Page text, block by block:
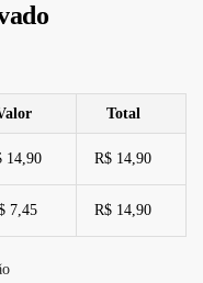
Total
14,90 R$ 14,90
7,45 R$ 14,90